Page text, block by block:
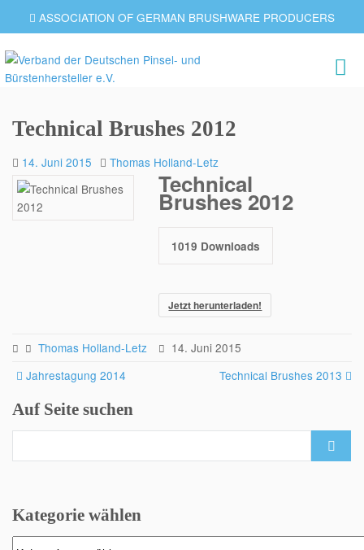
ASSOCIATION OF GERMAN BRUSHWARE PRODUCERS
Technical Brushes 2012
14. Juni 2015 Thomas Holland-Letz
Technical
Brushes 2012
1019 Downloads
Jetzt herunterladen!
Thomas Holland-Letz 14. Juni 2015
Post
navigation
Jahrestagung 2014 Technical Brushes 2013
Auf Seite suchen
for:
Kategorie wählen